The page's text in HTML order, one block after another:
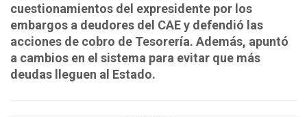
cuestionamientos del expresidente por los
embargos a deudores del CAE y defendió las
acciones de cobro de Tesorería. Además, apuntó
a cambios en el sistema para evitar que más
deudas lleguen al Estado.